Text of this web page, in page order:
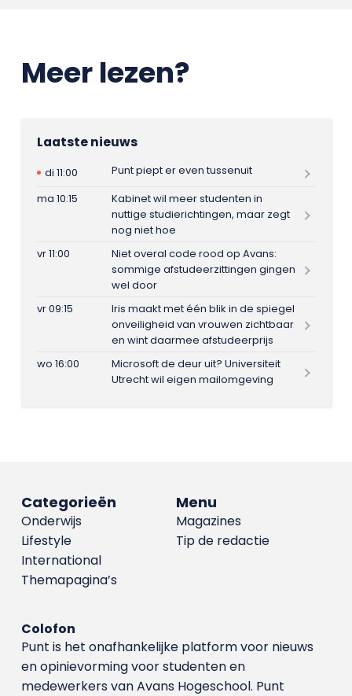
Meer lezen?
Laatste nieuws
di 11:00
Punt piept er even tussenuit
ma 10:15
Kabinet wil meer studenten in
nuttige studierichtingen, maar zegt
nog niet hoe
vr 11:00
Niet overal code rood op Avans:
sommige afstudeerzittingen gingen
wel door
vr 09:15
Iris maakt met één blik in de spiegel
onveiligheid van vrouwen zichtbaar
en wint daarmee afstudeerprijs
wo 16:00
Microsoft de deur uit? Universiteit
Utrecht wil eigen mailomgeving
Menu
Magazines
Tip de redactie
Categorieën
Onderwijs
Lifestyle
International
Themapagina’s
Colofon
Punt is het onafhankelijke platform voor nieuws
en opinievorming voor studenten en
medewerkers van Avans Hoge­school. Punt